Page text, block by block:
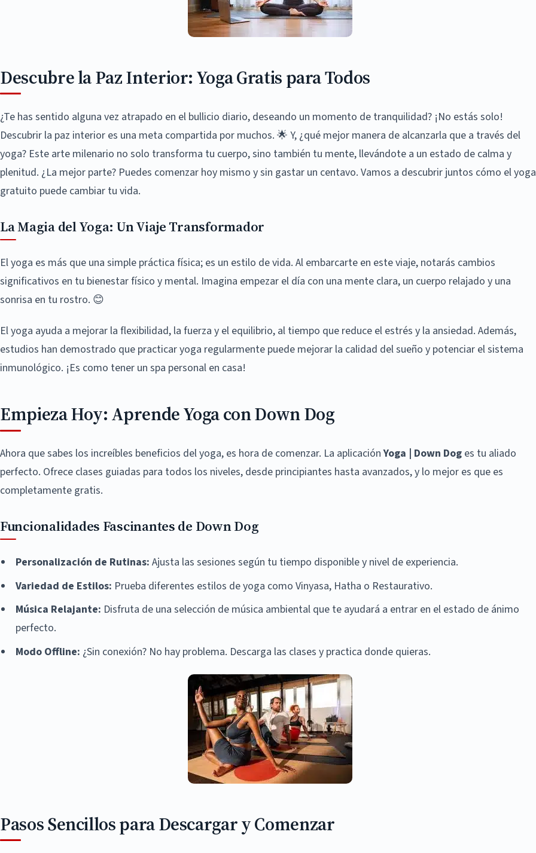
Descubre la Paz Interior: Yoga Gratis para Todos
¿Te has sentido alguna vez atrapado en el bullicio diario, deseando un momento de tranquilidad? ¡No estás solo!
Descubrir la paz interior es una meta compartida por muchos. 🌟 Y, ¿qué mejor manera de alcanzarla que a través del
yoga? Este arte milenario no solo transforma tu cuerpo, sino también tu mente, llevándote a un estado de calma y
plenitud. ¿La mejor parte? Puedes comenzar hoy mismo y sin gastar un centavo. Vamos a descubrir juntos cómo el yoga
gratuito puede cambiar tu vida.
La Magia del Yoga: Un Viaje Transformador
El yoga es más que una simple práctica física; es un estilo de vida. Al embarcarte en este viaje, notarás cambios
significativos en tu bienestar físico y mental. Imagina empezar el día con una mente clara, un cuerpo relajado y una
sonrisa en tu rostro. 😊
El yoga ayuda a mejorar la flexibilidad, la fuerza y el equilibrio, al tiempo que reduce el estrés y la ansiedad. Además,
estudios han demostrado que practicar yoga regularmente puede mejorar la calidad del sueño y potenciar el sistema
inmunológico. ¡Es como tener un spa personal en casa!
Empieza Hoy: Aprende Yoga con Down Dog
Ahora que sabes los increíbles beneficios del yoga, es hora de comenzar. La aplicaciónYoga | Down Dog es tu aliado
perfecto. Ofrece clases guiadas para todos los niveles, desde principiantes hasta avanzados, y lo mejor es que es
completamente gratis.
Funcionalidades Fascinantes de Down Dog
Personalización de Rutinas: Ajusta las sesiones según tu tiempo disponible y nivel de experiencia.
Variedad de Estilos: Prueba diferentes estilos de yoga como Vinyasa, Hatha o Restaurativo.
Música Relajante: Disfruta de una selección de música ambiental que te ayudará a entrar en el estado de ánimo
perfecto.
Modo Offline: ¿Sin conexión? No hay problema. Descarga las clases y practica donde quieras.
Pasos Sencillos para Descargar y Comenzar